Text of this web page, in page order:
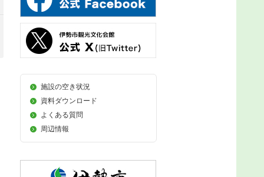
施設の空き状況
資料ダウンロード
よくある質問
周辺情報